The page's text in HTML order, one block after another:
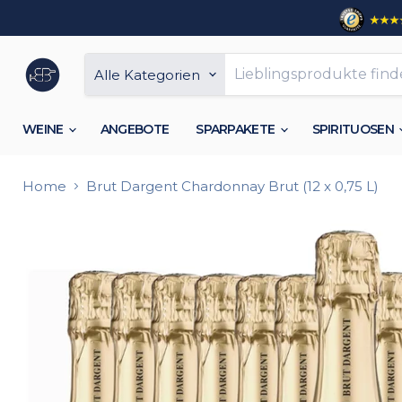
Alle Kategorien
WEINE ANGEBOTE SPARPAKETE SPIRITUOSEN
Home Brut Dargent Chardonnay Brut (12 x 0,75 L)